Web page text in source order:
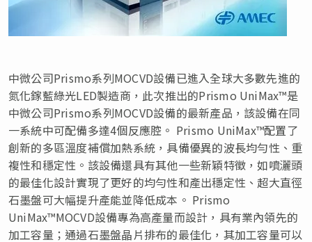
中微公司Prismo系列MOCVD設備已進入全球大多數先進的
氮化鎵藍綠光LED製造商，此次推出的Prismo UniMax™是
中微公司Prismo系列MOCVD設備的最新產品，該設備在同
一系統中可配備多達4個反應腔。 Prismo UniMax™配置了
創新的多區溫度補償加熱系統，具備優異的波長均勻性、重
複性和穩定性。該設備還具有其他一些新穎特徵，如噴灑頭
的最佳化設計實現了更好的均勻性和產出穩定性、超大直徑
石墨盤可大幅提升產能並降低成本。 Prismo
UniMax™MOCVD設備專為高產量而設計，具有業內領先的
加工容量；通過石墨盤晶片排布的最佳化，其加工容量可以